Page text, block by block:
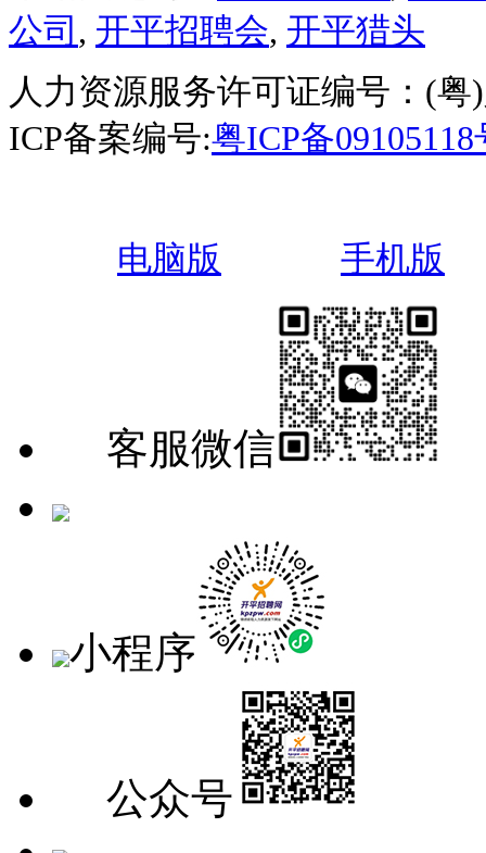
公司 , 开平招聘会, 开平猎头
人力资源服务许可证编号：(
ICP备案编号:粤ICP备09105118
电脑版 手机版
客服微信
小程序
公众号